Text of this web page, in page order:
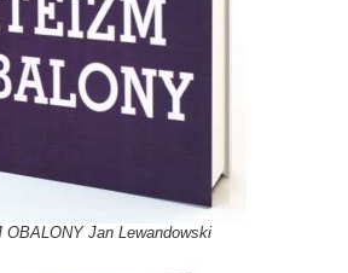
OBALONY Jan Lewandowski